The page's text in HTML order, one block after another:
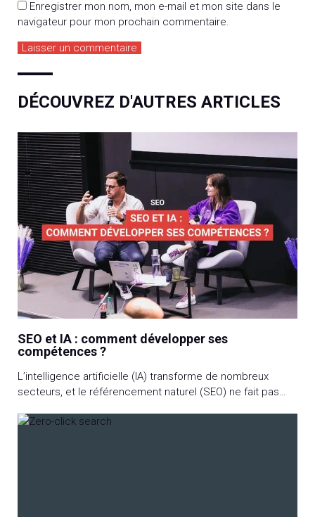
Enregistrer mon nom, mon e-mail et mon site dans le
navigateur pour mon prochain commentaire.
DÉCOUVREZ D'AUTRES ARTICLES
SEO et IA : comment développer ses
compétences ?
L’intelligence artificielle (IA) transforme de nombreux
secteurs, et le référencement naturel (SEO) ne fait pas
sophistiqués et une automatisation avancée, les